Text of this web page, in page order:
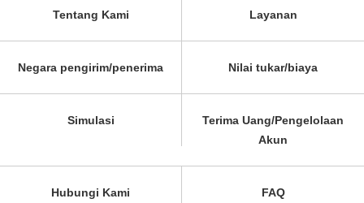
Tentang Kami Layanan
Negara pengirim/penerima Nilai tukar/biaya
Simulasi
Terima Uang/Pengelolaan
Akun
Hubungi Kami FAQ